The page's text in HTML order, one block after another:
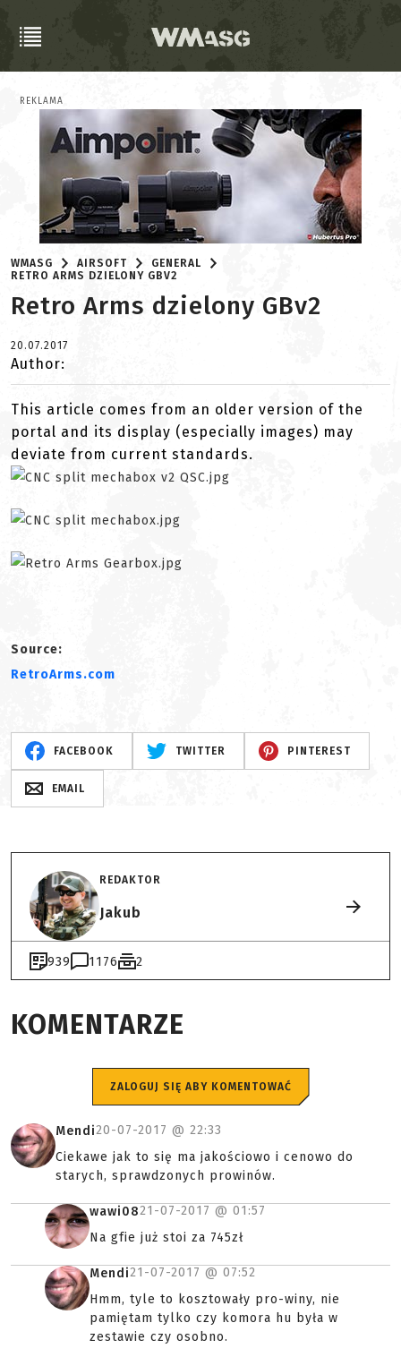
REKLAMA
WMASG AIRSOFT
GENERAL
RETRO ARMS DZIELONY GBV2
Retro Arms dzielony GBv2
20.07.2017
Author:
This article comes from an older version of the
portal and its display (especially images) may
deviate from current standards.
Source:
RetroArms.com
FACEBOOK TWITTER PINTEREST
EMAIL
REDAKTOR
Jakub
939 1176 2
KOMENTARZE
ZALOGUJ SIĘ ABY KOMENTOWAĆ
Mendi20-07-2017 @ 22:33
Ciekawe jak to się ma jakościowo i cenowo do
starych, sprawdzonych prowinów.
wawi0821-07-2017 @ 01:57
Na gfie już stoi za 745zł
Mendi21-07-2017 @ 07:52
Hmm, tyle to kosztowały pro-winy, nie
pamiętam tylko czy komora hu była w
zestawie czy osobno.